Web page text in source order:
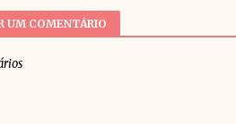
UM COMENTÁRIO